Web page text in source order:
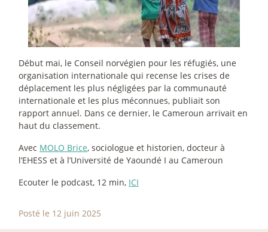
Début mai, le Conseil norvégien pour les réfugiés, une
organisation internationale qui recense les crises de
déplacement les plus négligées par la communauté
internationale et les plus méconnues, publiait son
rapport annuel. Dans ce dernier, le Cameroun arrivait en
haut du classement.
Avec MOLO Brice, sociologue et historien, docteur à
l’EHESS et à l’Université de Yaoundé I au Cameroun
Ecouter le podcast, 12 min, ICI
Posté le 12 juin 2025